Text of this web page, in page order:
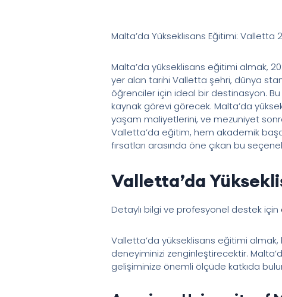
Malta’da Yükseklisans Eğitimi: Valletta
Malta’da yükseklisans eğitimi almak,
yer alan tarihi Valletta şehri, dünya
öğrenciler için ideal bir destinasyon. Bu
kaynak görevi görecek. Malta’da
yaşam maliyetlerini, ve mezuniyet
Valletta’da eğitim, hem akademik
fırsatları arasında öne çıkan bu
Valletta’da
Detaylı bilgi ve profesyonel destek için
Valletta’da yükseklisans eğitimi almak,
deneyiminizi zenginleştirecektir.
gelişiminize önemli ölçüde katkıda